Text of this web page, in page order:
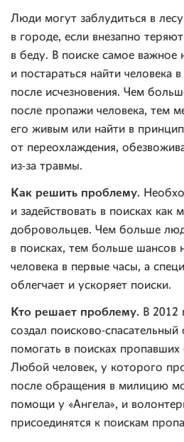
Люди могут заблудиться в
в городе, если внезапно
в беду. В поиске самое важное
и постараться найти человека
после исчезновения. Чем
после пропажи человека, тем
его живым или найти в
от переохлаждения,
из-за травмы.
Как решить проблему.
и задействовать в поисках
добровольцев. Чем больше
в поисках, тем больше шансов
человека в первые часы, а
облегчает и ускоряет поиски.
Кто решает проблему. В 2012
создал поисково-
помогать в поисках пропавших
Любой человек, у которого
после обращения в милицию
помощи у «Ангела», и
присоединятся к поискам